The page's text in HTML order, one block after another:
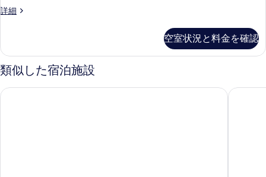
す
の
写
真
詳細
2-
2CH
の
詳
空室状況と料金を確認
類似した宿泊施設
イントゥロテル エスメラルダ パーク イント